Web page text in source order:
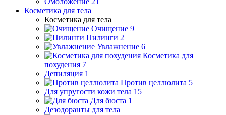
Косметика для тела
Косметика для тела
Очищение 9
Пилинги 2
Увлажнение 6
Косметика для
похудения 7
Депиляция 1
Против целлюлита 5
Для упругости кожи тела 15
Для бюста 1
Дезодоранты для тела